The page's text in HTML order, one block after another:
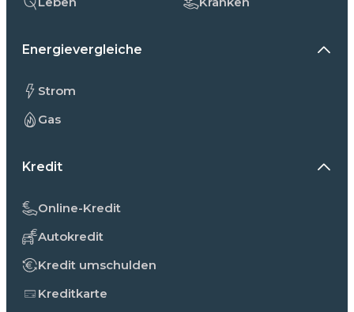
Energievergleiche
Strom
Gas
Kredit
Online-Kredit
Autokredit
Kredit umschulden
Kreditkarte